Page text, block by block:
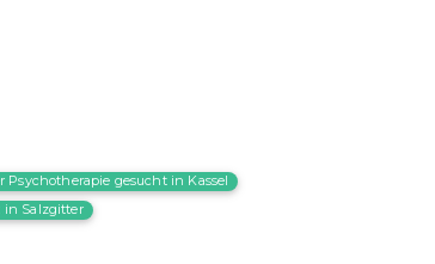
gesucht in Kassel
in Salzgitter